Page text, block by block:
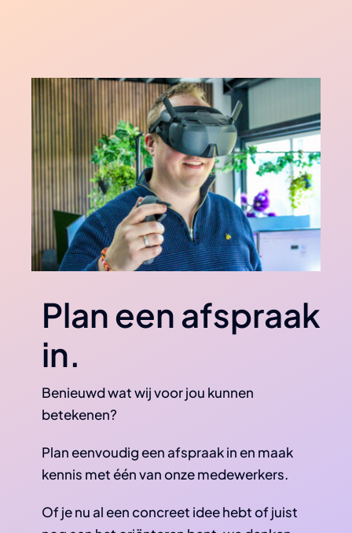
Plan een afspraak
in.
Benieuwd wat wij voor jou kunnen
betekenen?
Plan eenvoudig een afspraak in en maak
kennis met één van onze medewerkers.
Of je nu al een concreet idee hebt of juist